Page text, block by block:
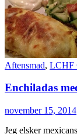
Aftensmad, LCHF
Enchiladas
november 15, 2014
Jeg elsker